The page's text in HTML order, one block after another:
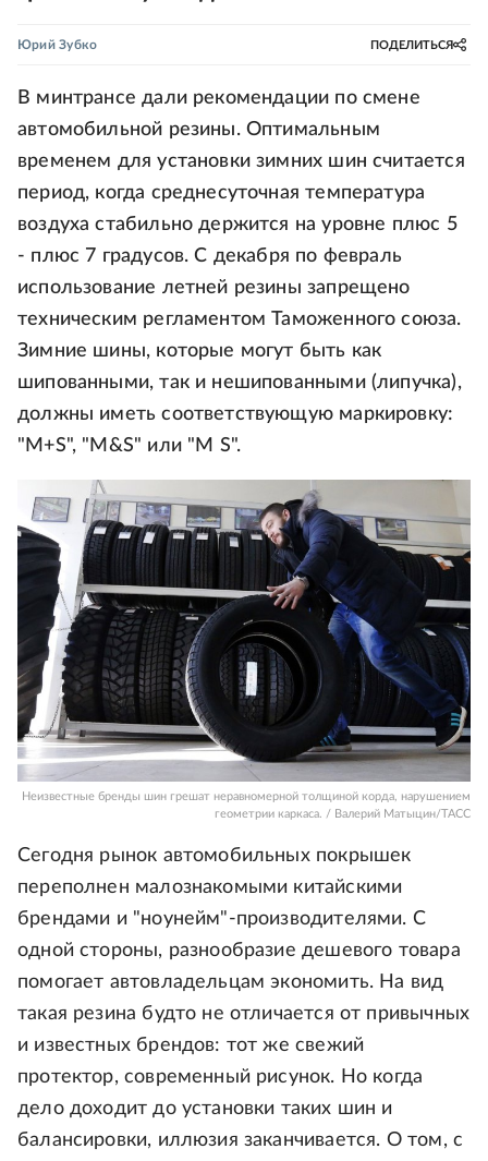
Юрий Зубко ПОДЕЛИТЬСЯ
В минтрансе дали рекомендации по смене
автомобильной резины. Оптимальным
временем для установки зимних шин считается
период, когда среднесуточная температура
воздуха стабильно держится на уровне плюс 5
- плюс 7 градусов. С декабря по февраль
использование летней резины запрещено
техническим регламентом Таможенного союза.
Зимние шины, которые могут быть как
шипованными, так и нешипованными (липучка),
должны иметь соответствующую маркировку:
"M+S", "M&S" или "M S".
Неизвестные бренды шин грешат неравномерной толщиной корда, нарушением
геометрии каркаса. / Валерий Матыцин/ТАСС
Сегодня рынок автомобильных покрышек
переполнен малознакомыми китайскими
брендами и "ноунейм"-производителями. С
одной стороны, разнообразие дешевого товара
помогает автовладельцам экономить. На вид
такая резина будто не отличается от привычных
и известных брендов: тот же свежий
протектор, современный рисунок. Но когда
дело доходит до установки таких шин и
балансировки, иллюзия заканчивается. О том, с